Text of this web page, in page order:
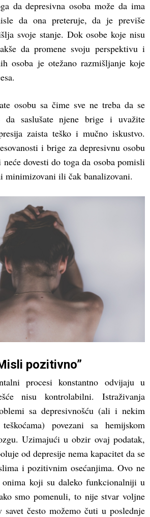
da depresivna osoba može da ima
da ona preteruje, da je previše
svoje stanje. Dok osobe koje nisu
da promene svoju perspektivu i
osoba je otežano razmišljanje koje
osobu sa čime sve ne treba da se
da saslušate njene brige i uvažite
zaista teško i mučno iskustvo.
i brige za depresivnu osobu
dovesti do toga da osoba pomisli
minimizovani ili čak banalizovani.
pozitivno”
procesi konstantno odvijaju u
nisu kontrolabilni. Istraživanja
sa depresivnošću (ali i nekim
povezani sa hemijskom
Uzimajući u obzir ovaj podatak,
od depresije nema kapacitet da se
i pozitivnim osećanjima. Ovo ne
koji su daleko funkcionalniji u
smo pomenuli, to nije stvar voljne
savet često možemo čuti u poslednje